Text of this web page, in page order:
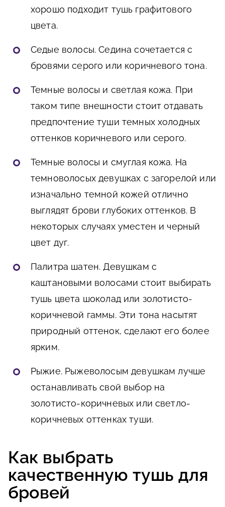
хорошо подходит тушь графитового
цвета.
Седые волосы. Седина сочетается с
бровями серого или коричневого тона.
Темные волосы и светлая кожа. При
таком типе внешности стоит отдавать
предпочтение туши темных холодных
оттенков коричневого или серого.
Темные волосы и смуглая кожа. На
темноволосых девушках с загорелой или
изначально темной кожей отлично
выглядят брови глубоких оттенков. В
некоторых случаях уместен и черный
цвет дуг.
Палитра шатен. Девушкам с
каштановыми волосами стоит выбирать
тушь цвета шоколад или золотисто-
коричневой гаммы. Эти тона насытят
природный оттенок, сделают его более
ярким.
Рыжие. Рыжеволосым девушкам лучше
останавливать свой выбор на
золотисто-коричневых или светло-
коричневых оттенках туши.
Как выбрать
качественную тушь для
бровей